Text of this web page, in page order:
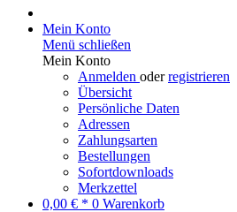
Mein Konto
Menü schließen
Mein Konto
Anmelden oderregistrieren
Übersicht
Persönliche Daten
Adressen
Zahlungsarten
Bestellungen
Sofortdownloads
Merkzettel
0,00 € * 0 Warenkorb